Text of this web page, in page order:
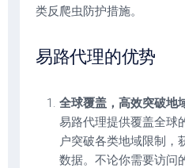
类反爬虫防护措施。
易路代理的优势
全球覆盖，高效突破地
易路代理提供覆盖全球
户突破各类地域限制，
数据。不论你需要访问